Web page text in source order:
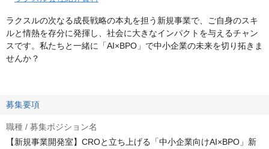
ラクスルの次なる成長戦略の本丸を担う新規事業で、ご自身のスキ
ルと情熱を存分に発揮し、社会に大きなインパクトを与えるチャン
スです。私たちと一緒に「AI×BPO」で中小企業の未来を切り拓きま
せんか？
募集要項
職種 / 募集ポジション名
【新規事業開発室】CROと立ち上げる「中小企業向けAI×BPO」新